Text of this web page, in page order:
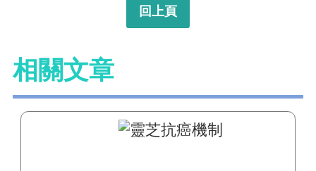
回上頁
相關文章